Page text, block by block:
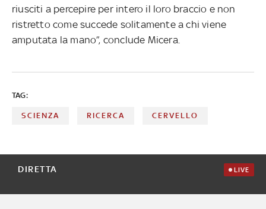
riusciti a percepire per intero il loro braccio e non
ristretto come succede solitamente a chi viene
amputata la mano”, conclude Micera.
TAG:
SCIENZA RICERCA CERVELLO
DIRETTA LIVE